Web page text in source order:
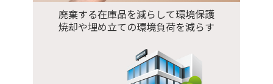
廃棄する在庫品を減らして環境保護
焼却や埋め立ての環境負荷を減らす